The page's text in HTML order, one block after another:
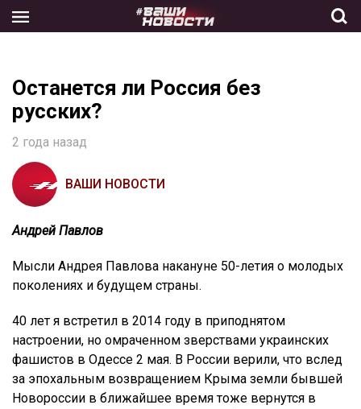
the
Останется ли Россия без
русских?
2 года назад
ВАШИ НОВОСТИ
Андрей Павлов
Мысли Андрея Павлова накануне 50-летия о молодых
поколениях и будущем страны.
40 лет я встретил в 2014 году в приподнятом
настроении, но омраченном зверствами украинских
фашистов в Одессе 2 мая. В России верили, что вслед
за эпохальным возвращением Крыма земли бывшей
Новороссии в ближайшее время тоже вернутся в